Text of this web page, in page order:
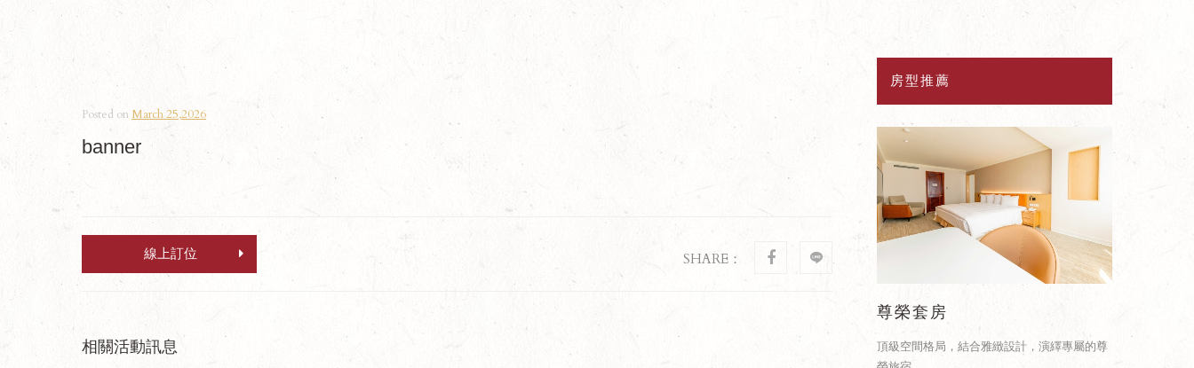
Posted on March 25,2026
banner
線上訂位 SHARE：
相關活動訊息
房型推薦
頂級空間格局，結合雅緻設計，演繹專屬的尊 自在寬敞的客廳與臥室，專屬您的府